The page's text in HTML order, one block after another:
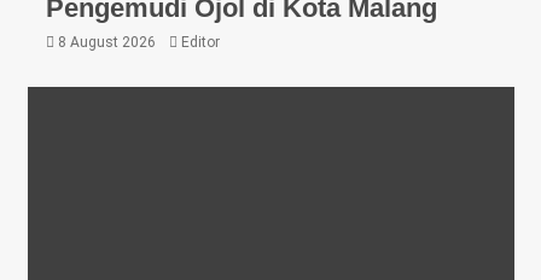
Pengemudi Ojol di Kota Malang
8 August 2026 Editor